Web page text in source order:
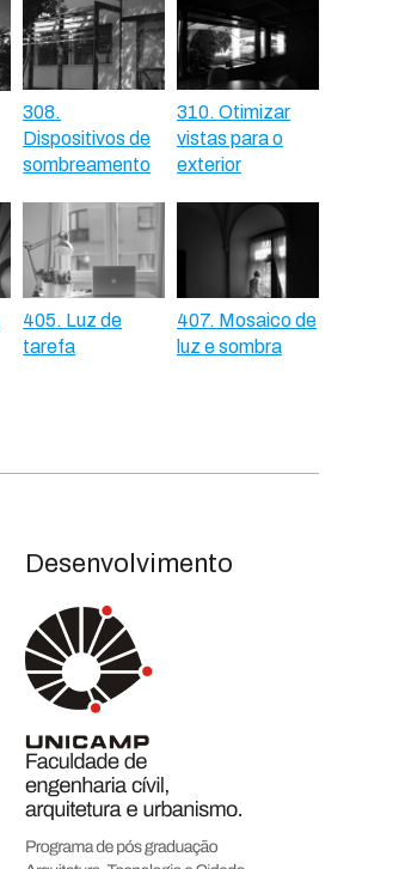
308.
Dispositivos de
sombreamento
310. Otimizar
vistas para o
exterior
405. Luz de
tarefa
407. Mosaico de
luz e sombra
Desenvolvimento